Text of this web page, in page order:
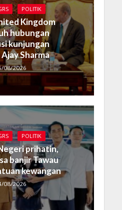
POLITIK
Kingdom
hubungan
kunjungan
Sharma
08/2026
POLITIK
prihatin,
banjir Tawau
kewangan
08/2026